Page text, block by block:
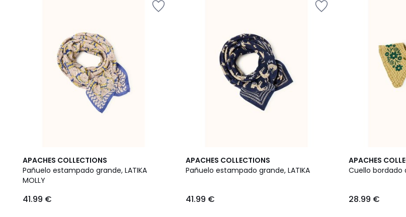
APACHES COLLECTIONS
Pañuelo estampado grande, LATIKA
MOLLY
41.99 €
APACHES COLLECTIONS
Pañuelo estampado grande, LATIKA
41.99 €
2
Colores
APACHES
Cuello bordado
28.99 €